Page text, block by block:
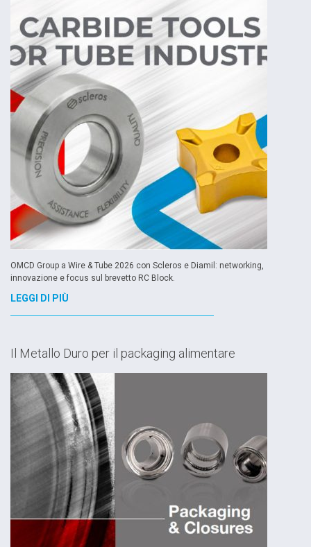
OMCD Group a Wire & Tube 2026 con Scleros e Diamil: networking,
innovazione e focus sul brevetto RC Block.
LEGGI DI PIÙ
Il Metallo Duro per il packaging alimentare